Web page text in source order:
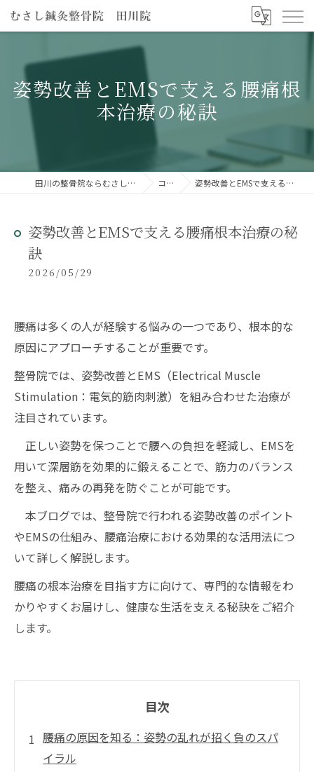
姿勢改善とEMSで支える腰痛根
本治療の秘訣
田川の整骨院ならむさし鍼灸整骨院 田川院 コラム 姿勢改善とEMSで支える腰痛根本治療の秘訣
姿勢改善とEMSで支える腰痛根本治療の秘
訣
2026/05/29
腰痛は多くの人が経験する悩みの一つであり、根本的な
原因にアプローチすることが重要です。
整骨院では、姿勢改善とEMS（Electrical Muscle
Stimulation：電気的筋肉刺激）を組み合わせた治療が
注目されています。
正しい姿勢を保つことで腰への負担を軽減し、EMSを
用いて深層筋を効果的に鍛えることで、筋力のバランス
を整え、痛みの再発を防ぐことが可能です。
本ブログでは、整骨院で行われる姿勢改善のポイント
やEMSの仕組み、腰痛治療における効果的な活用法につ
いて詳しく解説します。
腰痛の根本治療を目指す方に向けて、専門的な情報をわ
かりやすくお届けし、健康な生活を支える秘訣をご紹介
します。
目次
腰痛の原因を知る：姿勢の乱れが招く負のスパ
イラル